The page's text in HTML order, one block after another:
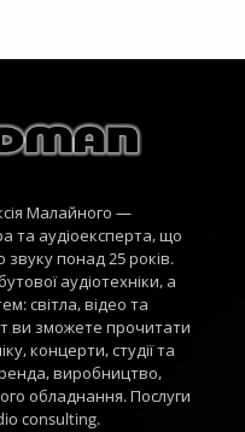
Малайного —
та аудіоексперта, що
звуку понад 25 років.
аудіотехніки, а
світла, відео та
ви зможете прочитати
концерти, студії та
виробництво,
обладнання. Послуги
consulting.